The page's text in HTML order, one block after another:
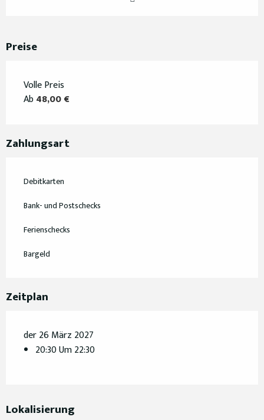
Preise
Volle Preis
Ab 48,00 €
Zahlungsart
Debitkarten
Bank- und Postschecks
Ferienschecks
Bargeld
Zeitplan
der 26 März 2027
20:30 Um 22:30
Lokalisierung